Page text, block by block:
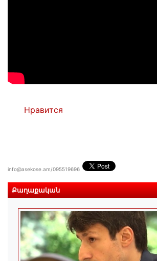
Нравится
info@asekose.am/095519696
Քաղաքական